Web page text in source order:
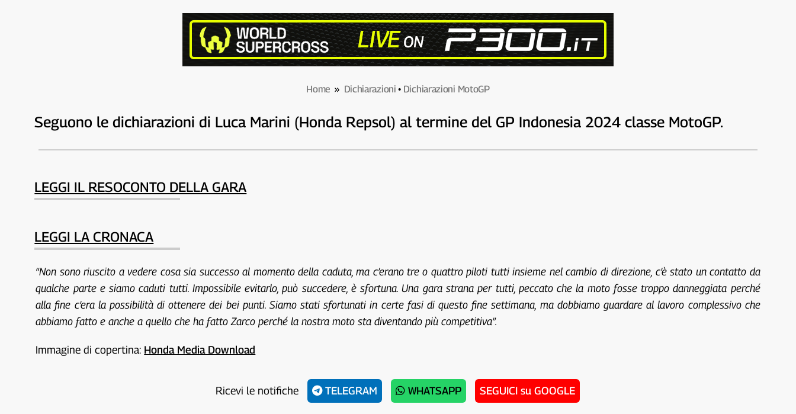
Home » Dichiarazioni • Dichiarazioni MotoGP
Seguono le dichiarazioni di Luca Marini (Honda Repsol) al termine del GP Indonesia 2024 classe MotoGP.
LEGGI IL RESOCONTO DELLA GARA
LEGGI LA CRONACA
“Non sono riuscito a vedere cosa sia successo al momento della caduta, ma c’erano tre o quattro piloti tutti insieme nel cambio di direzione, c’è stato un contatto da
qualche parte e siamo caduti tutti. Impossibile evitarlo, può succedere, è sfortuna. Una gara strana per tutti, peccato che la moto fosse troppo danneggiata perché
alla fine c’era la possibilità di ottenere dei bei punti. Siamo stati sfortunati in certe fasi di questo fine settimana, ma dobbiamo guardare al lavoro complessivo che
abbiamo fatto e anche a quello che ha fatto Zarco perché la nostra moto sta diventando più competitiva”.
Immagine di copertina: Honda Media Download
Ricevi le notifiche TELEGRAM WHATSAPP SEGUICI su GOOGLE